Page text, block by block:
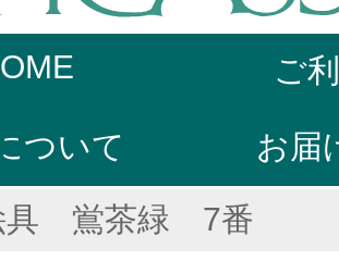
ご
ついて お届
具 鴬茶緑 7番